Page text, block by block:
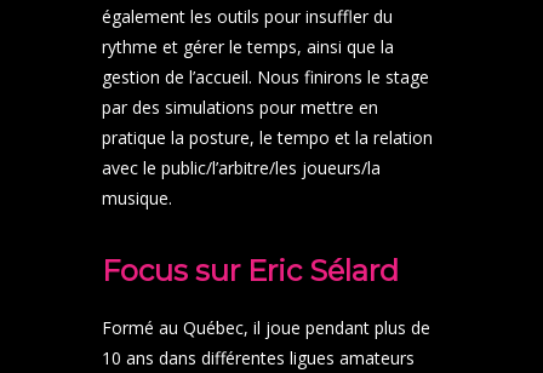
également les outils pour insuffler du
rythme et gérer le temps, ainsi que la
gestion de l’accueil. Nous finirons le stage
par des simulations pour mettre en
pratique la posture, le tempo et la relation
avec le public/l’arbitre/les joueurs/la
musique.
Focus sur Eric Sélard
Formé au Québec, il joue pendant plus de
10 ans dans différentes ligues amateurs